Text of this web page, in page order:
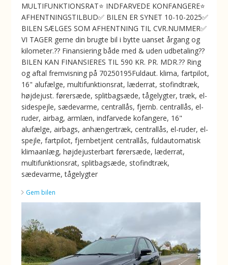
MULTIFUNKTIONSRAT⭐️ INDFARVEDE KONFANGERE⭐
AFHENTNINGSTILBUD✅ BILEN ER SYNET 10-10-2025✅
BILEN SÆLGES SOM AFHENTNING TIL CVR.NUMMER✅
VI TAGER gerne din brugte bil i bytte uanset årgang og
kilometer.?? Finansiering både med & uden udbetaling??
BILEN KAN FINANSIERES TIL 590 KR. PR. MDR.?? Ring
og aftal fremvisning på 70250195Fuldaut. klima, fartpilot,
16" alufælge, multifunktionsrat, læderrat, stofindtræk,
højdejust. førersæde, splitbagsæde, tågelygter, træk, el-
sidespejle, sædevarme, centrallås, fjernb. centrallås, el-
ruder, airbag, armlæn, indfarvede kofangere, 16"
alufælge, airbags, anhængertræk, centrallås, el-ruder, el-
spejle, fartpilot, fjernbetjent centrallås, fuldautomatisk
klimaanlæg, højdejusterbart førersæde, læderrat,
multifunktionsrat, splitbagsæde, stofindtræk,
sædevarme, tågelygter
Gem bilen